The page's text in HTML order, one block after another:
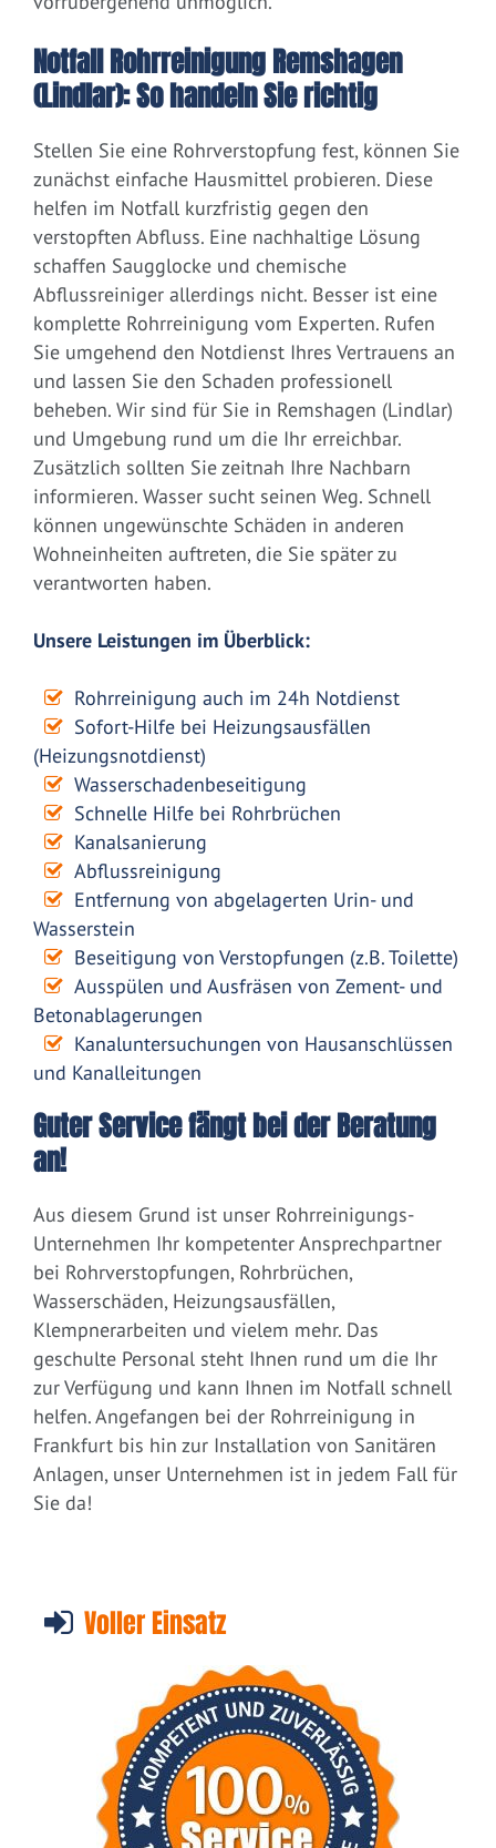
Notfall Rohrreinigung Remshagen
(Lindlar): So handeln Sie richtig
Stellen Sie eine Rohrverstopfung fest, können Sie
zunächst einfache Hausmittel probieren. Diese
helfen im Notfall kurzfristig gegen den
verstopften Abfluss. Eine nachhaltige Lösung
schaffen Saugglocke und chemische
Abflussreiniger allerdings nicht. Besser ist eine
komplette Rohrreinigung vom Experten. Rufen
Sie umgehend den Notdienst Ihres Vertrauens an
und lassen Sie den Schaden professionell
beheben. Wir sind für Sie in Remshagen (Lindlar)
und Umgebung rund um die Ihr erreichbar.
Zusätzlich sollten Sie zeitnah Ihre Nachbarn
informieren. Wasser sucht seinen Weg. Schnell
können ungewünschte Schäden in anderen
Wohneinheiten auftreten, die Sie später zu
verantworten haben.
Unsere Leistungen im Überblick:
Rohrreinigung auch im 24h Notdienst
Sofort-Hilfe bei Heizungsausfällen
(Heizungsnotdienst)
Wasserschadenbeseitigung
Schnelle Hilfe bei Rohrbrüchen
Kanalsanierung
Abflussreinigung
Entfernung von abgelagerten Urin- und
Wasserstein
Beseitigung von Verstopfungen (z.B. Toilette)
Ausspülen und Ausfräsen von Zement- und
Betonablagerungen
Kanaluntersuchungen von Hausanschlüssen
und Kanalleitungen
Guter Service fängt bei der Beratung
an!
Aus diesem Grund ist unser Rohrreinigungs-
Unternehmen Ihr kompetenter Ansprechpartner
bei Rohrverstopfungen, Rohrbrüchen,
Wasserschäden, Heizungsausfällen,
Klempnerarbeiten und vielem mehr. Das
geschulte Personal steht Ihnen rund um die Ihr
zur Verfügung und kann Ihnen im Notfall schnell
helfen. Angefangen bei der Rohrreinigung in
Frankfurt bis hin zur Installation von Sanitären
Anlagen, unser Unternehmen ist in jedem Fall für
Sie da!
Voller Einsatz